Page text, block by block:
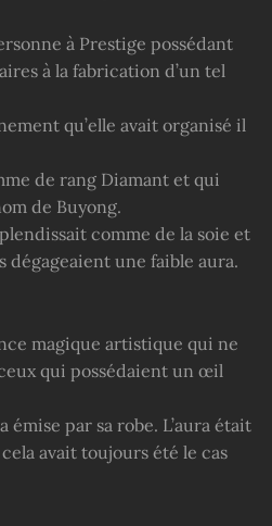
à Prestige possédant
à la fabrication d’un tel
qu’elle avait organisé il
de rang Diamant et qui
de Buyong.
comme de la soie et
dégageaient une faible aura.
magique artistique qui ne
qui possédaient un œil
émise par sa robe. L’aura était
avait toujours été le cas